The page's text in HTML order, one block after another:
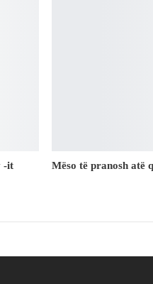
-it Mëso të pranosh atë